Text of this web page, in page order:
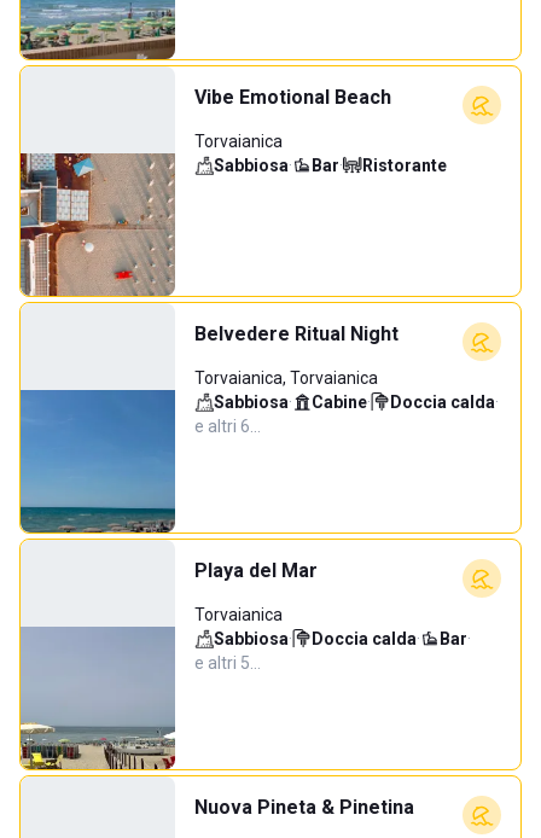
Vibe Emotional Beach
Torvaianica
Sabbiosa· Bar· Ristorante
Belvedere Ritual Night
Torvaianica, Torvaianica
Sabbiosa· Cabine· Doccia calda·
e altri 6…
Playa del Mar
Torvaianica
Sabbiosa· Doccia calda· Bar·
e altri 5…
Nuova Pineta & Pinetina